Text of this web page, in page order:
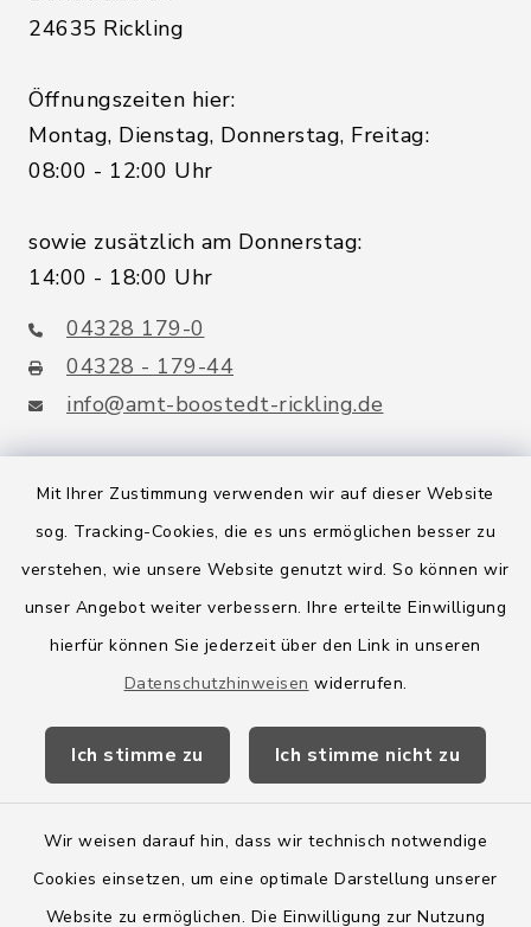
Mit Ihrer Zustimmung verwenden wir auf dieser Website
sog. Tracking-Cookies, die es uns ermöglichen besser zu
verstehen, wie unsere Website genutzt wird. So können wir
unser Angebot weiter verbessern. Ihre erteilte Einwilligung
hierfür können Sie jederzeit über den Link in unseren
Datenschutzhinweisen widerrufen.
Ich stimme zu Ich stimme nicht zu
Wir weisen darauf hin, dass wir technisch notwendige
Cookies einsetzen, um eine optimale Darstellung unserer
Website zu ermöglichen. Die Einwilligung zur Nutzung
24635 Rickling
Öffnungszeiten hier:
Montag, Dienstag, Donnerstag, Freitag:
08:00 - 12:00 Uhr
sowie zusätzlich am Donnerstag:
14:00 - 18:00 Uhr
04328 179-0
04328 - 179-44
info@amt-boostedt-rickling.de
Quicklinks
Amt Boostedt-Rickling
Amtsbroschüre
Kreis Segeberg
Wege-Zweckverband
Kontakt